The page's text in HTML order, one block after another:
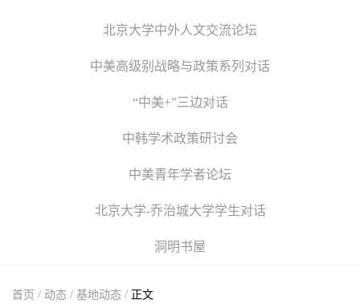
北京大学中外人文交流论坛
中美高级别战略与政策系列对话
“中美+”三边对话
中韩学术政策研讨会
中美青年学者论坛
北京大学-乔治城大学学生对话
洞明书屋
首页 / 动态 / 基地动态 / 正文